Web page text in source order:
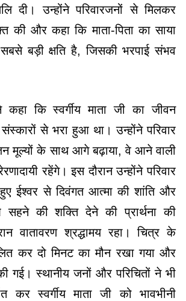
दी। उन्होंने परिवारजनों से मिलकर
की और कहा कि माता-पिता का साया
बड़ी क्षति है, जिसकी भरपाई संभव
कि स्वर्गीय माता जी का जीवन
से भरा हुआ था। उन्होंने परिवार
मूल्यों के साथ आगे बढ़ाया, वे आने वाली
रहेंगे। इस दौरान उन्होंने परिवार
ईश्वर से दिवंगत आत्मा की शांति और
सहने की शक्ति देने की प्रार्थना की
वातावरण श्रद्धामय रहा। चित्र के
कर दो मिनट का मौन रखा गया और
गई। स्थानीय जनों और परिचितों ने भी
कर स्वर्गीय माता जी को भावभीनी